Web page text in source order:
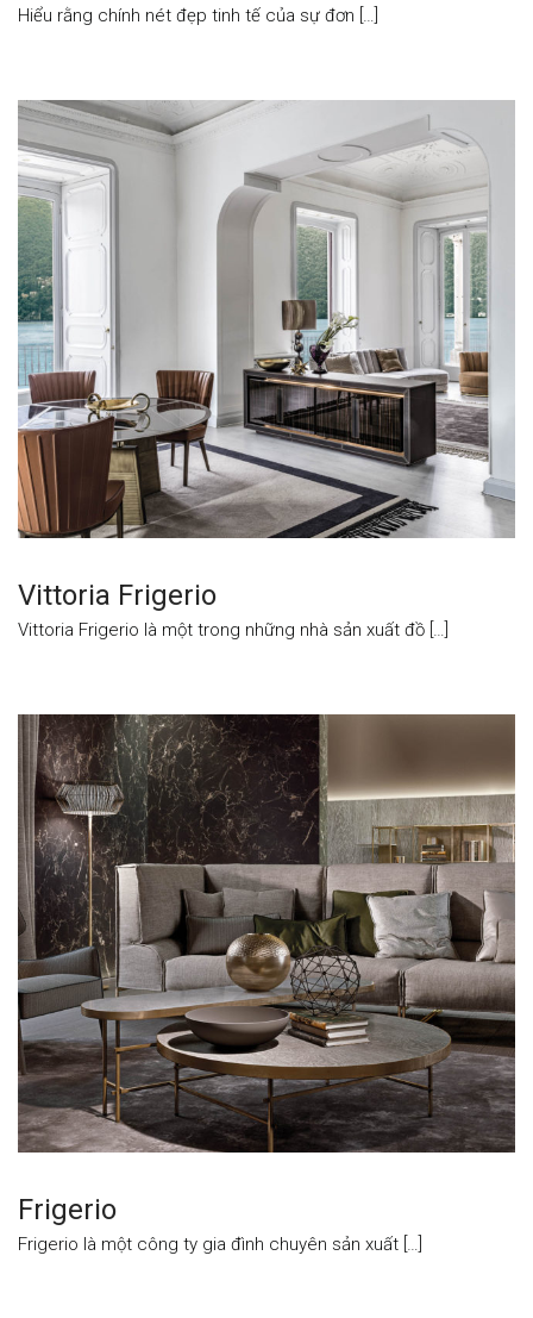
Hiểu rằng chính nét đẹp tinh tế của sự đơn […]
Vittoria Frigerio
Vittoria Frigerio là một trong những nhà sản xuất đồ […]
Frigerio
Frigerio là một công ty gia đình chuyên sản xuất […]